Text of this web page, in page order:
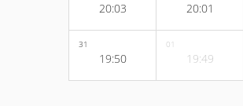
20:03 20:01
31
19:50
01
19:49